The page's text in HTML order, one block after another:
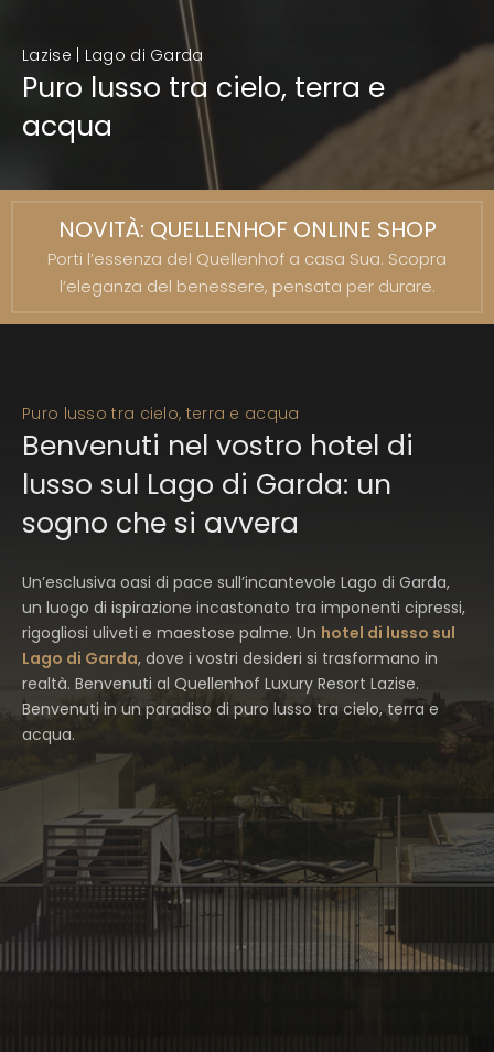
Lazise | Lago di Garda
Puro lusso tra cielo, terra e
acqua
NOVITÀ: QUELLENHOF ONLINE SHOP
Porti l’essenza del Quellenhof a casa Sua. Scopra
l’eleganza del benessere, pensata per durare.
Benvenuti nel vostro hotel di
lusso sul Lago di Garda: un
sogno che si avvera
Puro lusso tra cielo, terra e acqua
Un’esclusiva oasi di pace sull’incantevole Lago di Garda,
un luogo di ispirazione incastonato tra imponenti cipressi,
rigogliosi uliveti e maestose palme. Un hotel di lusso sul
Lago di Garda, dove i vostri desideri si trasformano in
realtà. Benvenuti al Quellenhof Luxury Resort Lazise.
Benvenuti in un paradiso di puro lusso tra cielo, terra e
acqua.